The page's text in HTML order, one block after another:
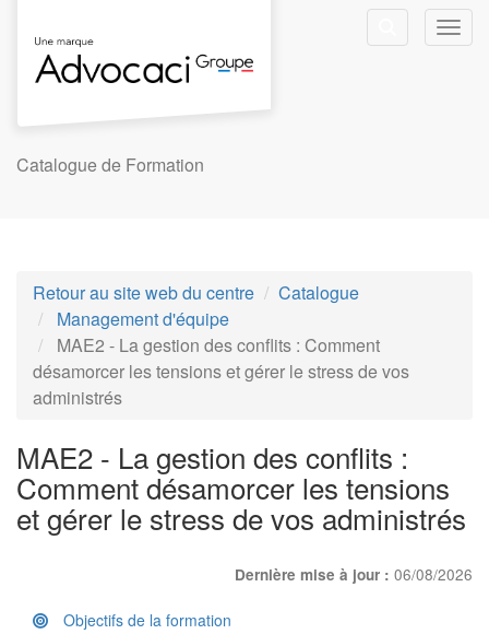
Rechercher
Catalogue de Formation
Retour au site web du centre
Catalogue
Management d'équipe
MAE2 - La gestion des conflits : Comment
désamorcer les tensions et gérer le stress de vos
administrés
MAE2 - La gestion des conflits :
Comment désamorcer les tensions
et gérer le stress de vos administrés
Dernière mise à jour : 06/08/2026
Objectifs de la formation